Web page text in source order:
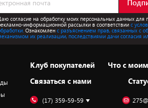
согласие на обработку моих персональных данных для
информационной рассылки в соответствиис
Ознакомлен с разъяснением прав, связанных с
их реализации, последствиями дачи согласия
Клуб покупателей
Cвязаться с нами
Что с
(17) 359-59-59